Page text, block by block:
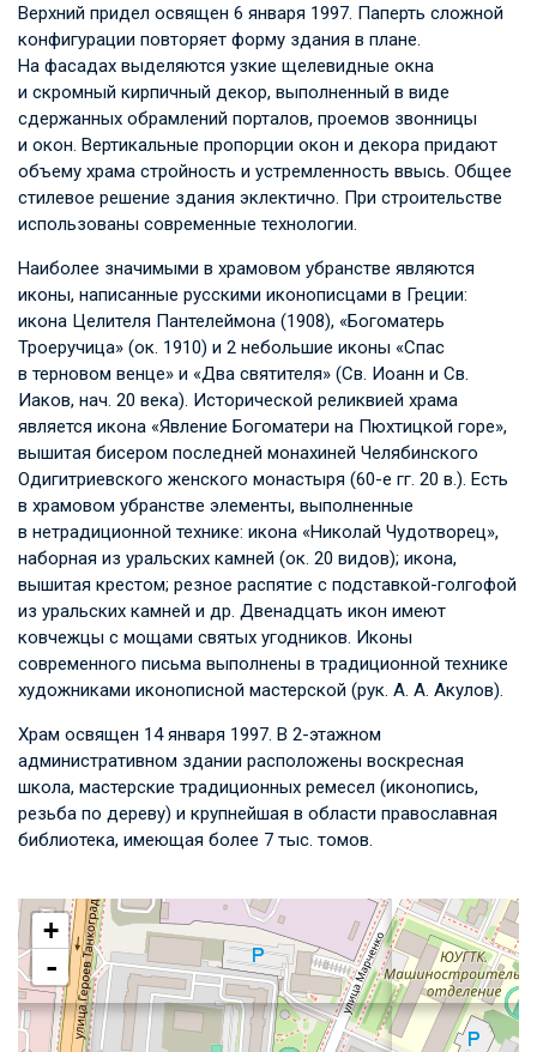
Верхний придел освящен 6 января 1997. Паперть сложной
конфигурации повторяет форму здания в плане.
На фасадах выделяются узкие щелевидные окна
и скромный кирпичный декор, выполненный в виде
сдержанных обрамлений порталов, проемов звонницы
и окон. Вертикальные пропорции окон и декора придают
объему храма стройность и устремленность ввысь. Общее
стилевое решение здания эклектично. При строительстве
использованы современные технологии.
Наиболее значимыми в храмовом убранстве являются
иконы, написанные русскими иконописцами в Греции:
икона Целителя Пантелеймона (1908), «Богоматерь
Троеручица» (ок. 1910) и 2 небольшие иконы «Спас
в терновом венце» и «Два святителя» (Св. Иоанн и Св.
Иаков, нач. 20 века). Исторической реликвией храма
является икона «Явление Богоматери на Пюхтицкой горе»,
вышитая бисером последней монахиней Челябинского
Одигитриевского женского монастыря (60-е гг. 20 в.). Есть
в храмовом убранстве элементы, выполненные
в нетрадиционной технике: икона «Николай Чудотворец»,
наборная из уральских камней (ок. 20 видов); икона,
вышитая крестом; резное распятие с подставкой-голгофой
из уральских камней и др. Двенадцать икон имеют
ковчежцы с мощами святых угодников. Иконы
современного письма выполнены в традиционной технике
художниками иконописной мастерской (рук. А. А. Акулов).
Храм освящен 14 января 1997. В 2-этажном
административном здании расположены воскресная
школа, мастерские традиционных ремесел (иконопись,
резьба по дереву) и крупнейшая в области православная
библиотека, имеющая более 7 тыс. томов.
+
-